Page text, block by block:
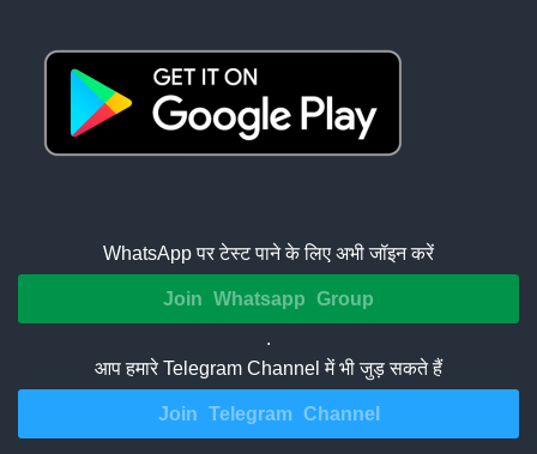
WhatsApp पर टेस्ट पाने के लिए अभी जॉइन करें
Join Whatsapp Group
.
आप हमारे Telegram Channel में भी जुड़ सकते हैं
Join Telegram Channel